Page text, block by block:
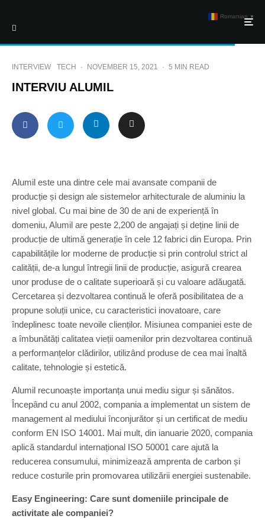
INTERVIEW TECH · NOVEMBER 15, 2021 · 5 MIN READ
INTERVIU ALUMIL
Alumil este una dintre cele mai avansate companii de
producție și design ale sistemelor arhitecturale de aluminiu la
nivel global. Cu mai bine de 30 de ani de experiență în
domeniu, Alumil are peste 2,200 de angajați și deține linii de
producție de ultimă generație în cele 12 fabrici din Europa. Prin
capabilitățile lor moderne de producție si prin controlul strict al
calității, de-a lungul întregii linii de producție, asigură crearea
unor produse de o calitate superioară și cu valoare adăugată.
Cercetarea și dezvoltarea continuă le oferă posibilitatea de a
propune soluții unice, cu caracteristici inovatoare, care
îndeplinesc toate nevoile clienților. Misiunea companiei este de
a îmbunătăți calitatea vieții oamenilor prin dezvoltarea continuă
a performanțelor clădirilor, utilizând produse de cea mai înaltă
calitate, tehnologie și estetică.
Alumil recunoaște importanța unui mediu sigur și sănătos.
Începând cu anul 2002, compania a implementat un sistem de
management al mediului înconjurător și un certificat de mediu
conform EN ISO 14001. Mai mult, din ianuarie 2020, compania
aplică standardul internațional ISO 50001 care ajută la
reducerea consumului, minimizează amprenta de carbon și
reduce costurile prin promovarea utilizării energiei sustenabile.
Easy Engineering: Care sunt domeniile principale de
activitate ale companiei?
Romanian ▼